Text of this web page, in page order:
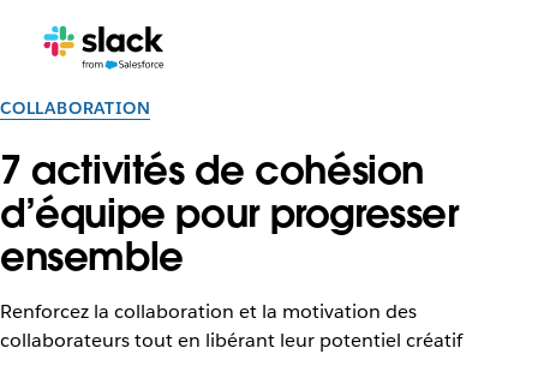
COLLABORATION
7 activités de cohésion
d’équipe pour progresser
ensemble
Renforcez la collaboration et la motivation des
collaborateurs tout en libérant leur potentiel créatif